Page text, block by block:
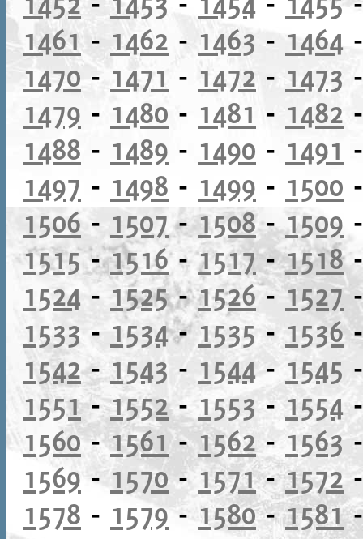
1461- 1462 - 1463 - 1464
1470- 1471 - 1472 - 1473
1479 - 1480 - 1481 - 1482
1488 - 1489 - 1490 - 1491
1497 - 1498 - 1499 - 1500
1506 - 1507 -1508-1509
1515-1516-1517-1518
1524 - 1525-1526-1527
1533 - 1534- 1535- 1536
1542-1543 - 1544- 1545
1551-1552-1553-1554
1560-1561-1562 -1563
1569- 1570-1571-1572
1578 - 1579-1580-1581